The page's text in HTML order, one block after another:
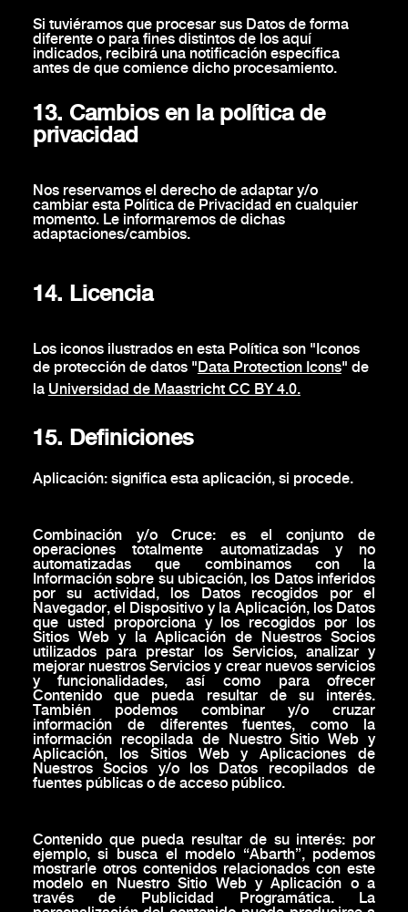
Si tuviéramos que procesar sus Datos de forma
diferente o para fines distintos de los aquí
indicados, recibirá una notificación específica
antes de que comience dicho procesamiento.
13. Cambios en la política de
privacidad
Nos reservamos el derecho de adaptar y/o
cambiar esta Política de Privacidad en cualquier
momento. Le informaremos de dichas
adaptaciones/cambios.
14. Licencia
Los iconos ilustrados en esta Política son "Iconos
de protección de datos "Data Protection Icons" de
la Universidad de Maastricht CC BY 4.0.
15. Definiciones
Aplicación: significa esta aplicación, si procede.
Combinación y/o Cruce: es el conjunto de
operaciones totalmente automatizadas y no
automatizadas que combinamos con la
Información sobre su ubicación, los Datos inferidos
por su actividad, los Datos recogidos por el
Navegador, el Dispositivo y la Aplicación, los Datos
que usted proporciona y los recogidos por los
Sitios Web y la Aplicación de Nuestros Socios
utilizados para prestar los Servicios, analizar y
mejorar nuestros Servicios y crear nuevos servicios
y funcionalidades, así como para ofrecer
Contenido que pueda resultar de su interés.
También podemos combinar y/o cruzar
información de diferentes fuentes, como la
información recopilada de Nuestro Sitio Web y
Aplicación, los Sitios Web y Aplicaciones de
Nuestros Socios y/o los Datos recopilados de
fuentes públicas o de acceso público.
Contenido que pueda resultar de su interés: por
ejemplo, si busca el modelo “Abarth”, podemos
mostrarle otros contenidos relacionados con este
modelo en Nuestro Sitio Web y Aplicación o a
través de Publicidad Programática. La